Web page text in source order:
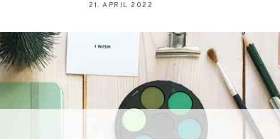
21. APRIL 2022